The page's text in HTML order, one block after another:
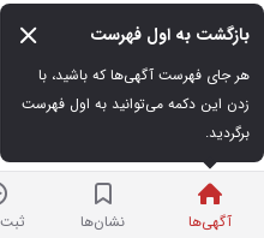
آگهی‌ها
بازگشت به اول فهرست
برگردید.
نشان‌ها
۰ کیلومتر
۱۶,۲۰۰,۰۰۰,۰۰۰ تومان
نردبان شده